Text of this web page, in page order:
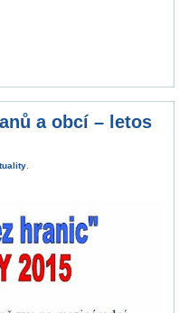
a obcí – letos